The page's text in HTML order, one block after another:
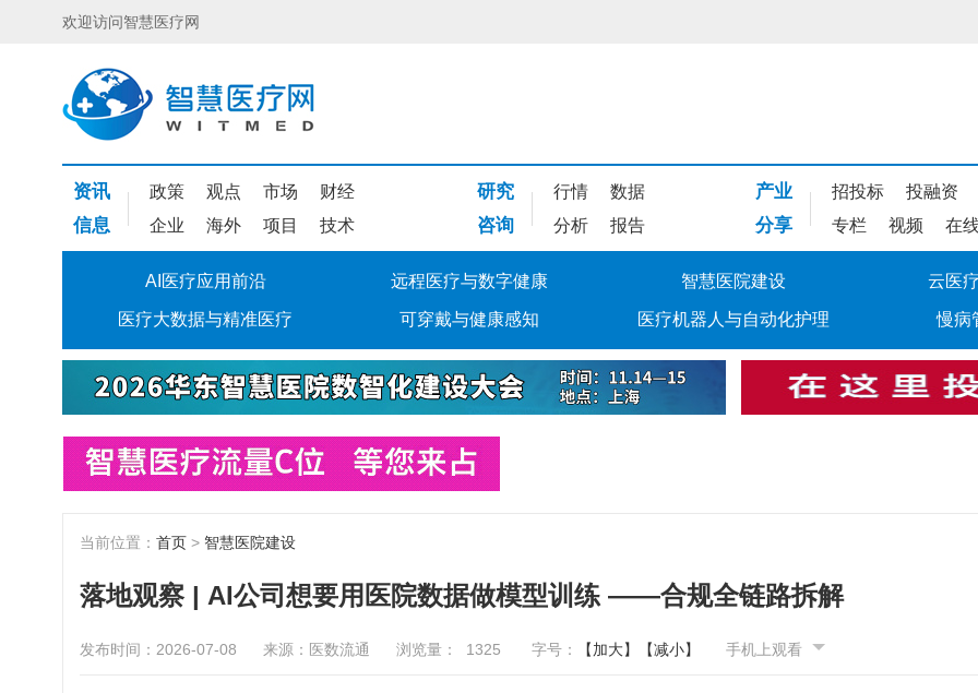
欢迎访问智慧医疗网
资讯 政策 观点 市场 财经
信息 企业 海外 项目 技术
研究 行情 数据
咨询 分析 报告
产业 招投标 投融资
分享 专栏 视频 在
AI医疗应用前沿 远程医疗与数字健康 智慧医院建设 云医
医疗大数据与精准医疗 可穿戴与健康感知 医疗机器人与自动化护理 慢病
当前位置： 首页 > 智慧医院建设
落地观察 | AI公司想要用医院数据做模型训练 ——合规全链路拆解
发布时间：2026-07-08 来源：医数流通 浏览量： 1325 字号： 【加大】 【减小】 手机上观看